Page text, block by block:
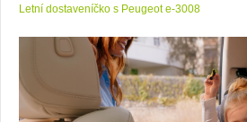
Letní dostaveníčko s Peugeot e-3008